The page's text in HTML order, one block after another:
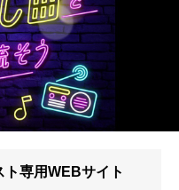
専用WEBサイト